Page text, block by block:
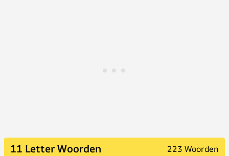
11 Letter Woorden 223 Woorden